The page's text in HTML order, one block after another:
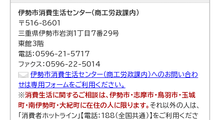
伊勢市消費生活センター（商工労政課内）
〒516-8601
三重県伊勢市岩渕1丁目7番29号
東館3階
電話：0596-21-5717
ファクス：0596-22-5014
伊勢市消費生活センター（商工労政課内）へのお問い合わ
せは専用フォームをご利用ください。
※消費生活に関するご相談は、伊勢市・志摩市・鳥羽市・玉城
町・南伊勢町・大紀町に在住の人に限ります。それ以外の人は、
「消費者ホットライン」【電話：188（全国共通）】をご利用くださ